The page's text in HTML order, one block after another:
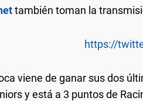
también toman la
https://
viene de ganar sus dos
y está a 3 puntos de